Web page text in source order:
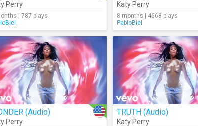
Perry
| 787 plays
Katy Perry
8 months | 4668 plays
PabloBiel
(Audio)
Perry
TRUTH (Audio)
Katy Perry